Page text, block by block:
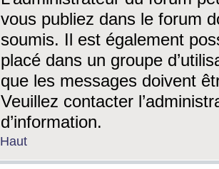
vous publiez dans le forum
soumis. Il est également
placé dans un groupe
que les messages doivent
Veuillez contacter
d’information.
Haut